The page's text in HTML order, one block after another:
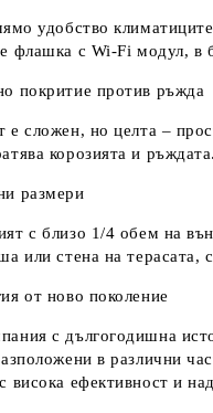
удобство
флашка с Wi-Fi модул, в
покритие против ръжда
е сложен, но целта –
корозията и
размери
с близо 1/4 обем на
или стена на терасата,
от ново поколение
с дългогодишна
в различни
висока ефективност и